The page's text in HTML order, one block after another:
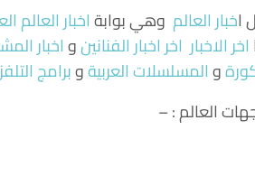
اخبار العالم وهي بوابةاخبار العالم
اخر الاخبار اخر اخبار الفنانينواخبار
والمسلسلات العربيةوبرامج
العالم : –